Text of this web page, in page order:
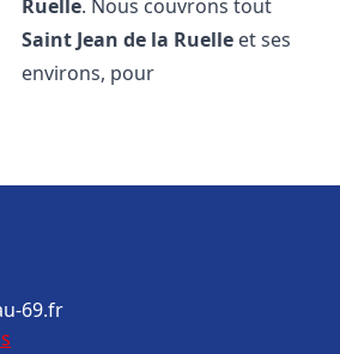
Ruelle. Nous couvrons tout
Saint Jean de la Ruelle et ses
environs, pour
69.fr